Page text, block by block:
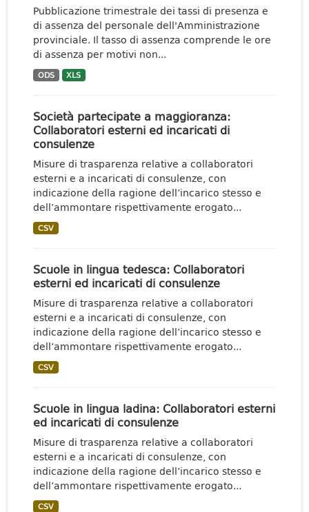
Pubblicazione trimestrale dei tassi di presenza e
di assenza del personale dell'Amministrazione
provinciale. Il tasso di assenza comprende le ore
di assenza per motivi non...
ODS XLS
Società partecipate a maggioranza:
Collaboratori esterni ed incaricati di
consulenze
Misure di trasparenza relative a collaboratori
esterni e a incaricati di consulenze, con
indicazione della ragione dell’incarico stesso e
dell’ammontare rispettivamente erogato...
CSV
Scuole in lingua tedesca: Collaboratori
esterni ed incaricati di consulenze
Misure di trasparenza relative a collaboratori
esterni e a incaricati di consulenze, con
indicazione della ragione dell’incarico stesso e
dell’ammontare rispettivamente erogato...
CSV
Scuole in lingua ladina: Collaboratori esterni
ed incaricati di consulenze
Misure di trasparenza relative a collaboratori
esterni e a incaricati di consulenze, con
indicazione della ragione dell’incarico stesso e
dell’ammontare rispettivamente erogato...
CSV